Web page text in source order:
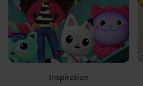
Inspiration